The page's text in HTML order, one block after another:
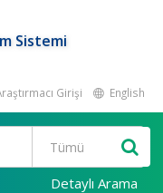
Sistemi
Girişi English
Detaylı Arama